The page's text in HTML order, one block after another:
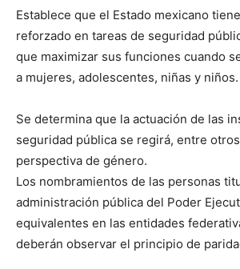
Establece que el Estado mexicano
reforzado en tareas de seguridad
que maximizar sus funciones cuando
a mujeres, adolescentes, niñas y niños.
Se determina que la actuación de las
seguridad pública se regirá, entre
perspectiva de género.
Los nombramientos de las personas
administración pública del Poder
equivalentes en las entidades
deberán observar el principio de